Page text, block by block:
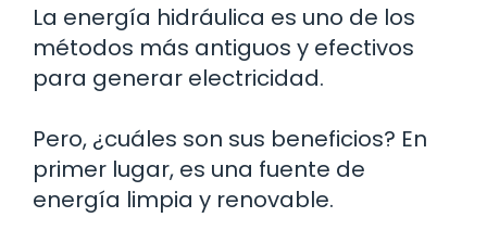
La energía hidráulica es uno de los
métodos más antiguos y efectivos
para generar electricidad.
Pero, ¿cuáles son sus beneficios? En
primer lugar, es una fuente de
energía limpia y renovable.